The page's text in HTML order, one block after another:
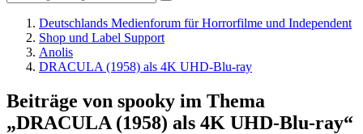
Deutschlands Medienforum für Horrorfilme und Independent
Shop und Label Support
Anolis
DRACULA (1958) als 4K UHD-Blu-ray
Beiträge von spooky im Thema
„DRACULA (1958) als 4K UHD-Blu-ray“